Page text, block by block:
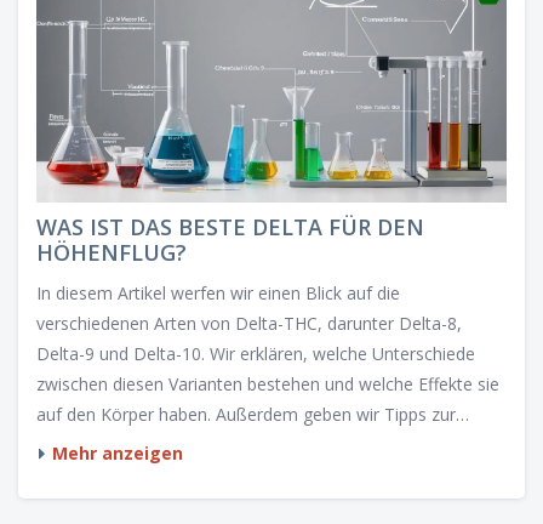
WAS IST DAS BESTE DELTA FÜR DEN
HÖHENFLUG?
In diesem Artikel werfen wir einen Blick auf die
verschiedenen Arten von Delta-THC, darunter Delta-8,
Delta-9 und Delta-10. Wir erklären, welche Unterschiede
zwischen diesen Varianten bestehen und welche Effekte sie
auf den Körper haben. Außerdem geben wir Tipps zur
Anwendung und Dosierung, um ein optimales Erlebnis
Mehr anzeigen